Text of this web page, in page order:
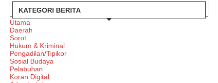
KATEGORI BERITA
Utama
Daerah
Sorot
Hukum & Kriminal
Pengadilan/Tipikor
Sosial Budaya
Pelabuhan
Koran Digital